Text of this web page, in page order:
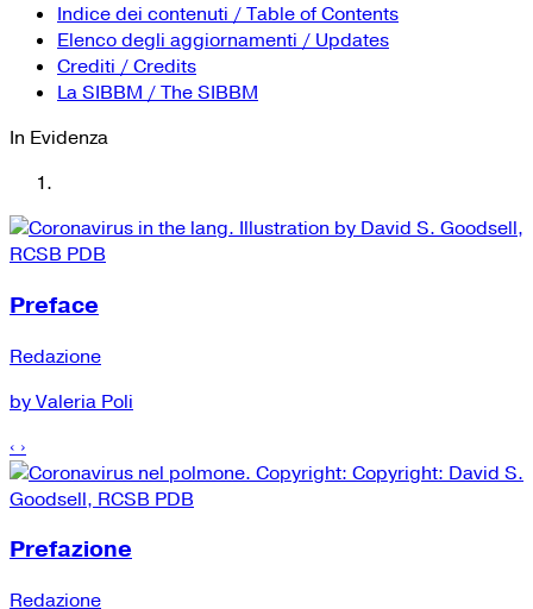
Indice dei contenuti / Table of Contents
Elenco degli aggiornamenti / Updates
Crediti / Credits
La SIBBM / The SIBBM
In Evidenza
Preface
Redazione
by Valeria Poli
‹ ›
Prefazione
Redazione